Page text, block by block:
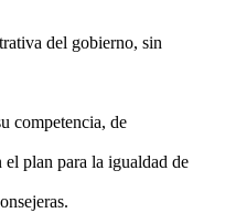
del gobierno, sin
competencia, de
plan para la igualdad de